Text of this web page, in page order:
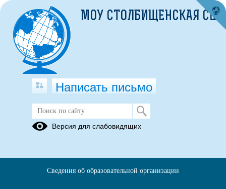
СОВЕТЫ ПСИХОЛОГА
поведения
МОУ СТОЛБИЩЕНСКАЯ СШ
Написать письмо
Версия для слабовидящих
Сведения об образовательной организации